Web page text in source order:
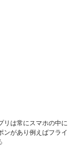
リは常にスマホの中に
ンがあり例えばフライ